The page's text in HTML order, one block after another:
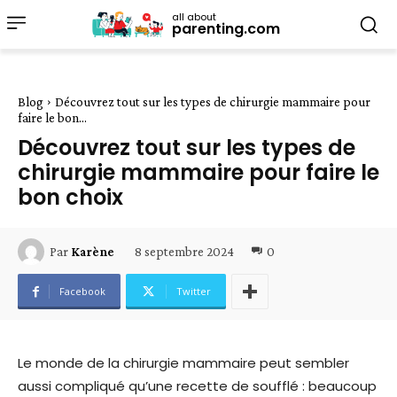
all about
parenting.com
Blog
Découvrez tout sur les types de chirurgie mammaire pour
faire le bon...
Découvrez tout sur les types de
chirurgie mammaire pour faire le
bon choix
Par Karène 8 septembre 2024 0
Facebook Twitter
Le monde de la chirurgie mammaire peut sembler
aussi compliqué qu’une recette de soufflé : beaucoup